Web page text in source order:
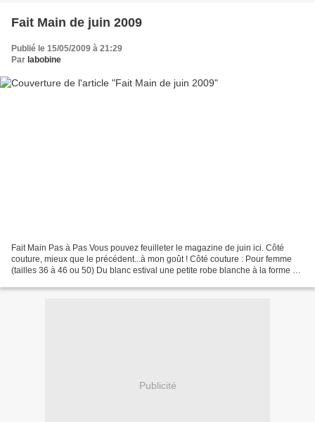
Fait Main de juin 2009
Publié le 15/05/2009 à 21:29
Par labobine
Fait Main Pas à Pas Vous pouvez feuilleter le magazine de juin ici. Côté
couture, mieux que le précédent...à mon goût ! Côté couture : Pour femme
(tailles 36 à 46 ou 50) Du blanc estival une petite robe blanche à la forme un
Publicité